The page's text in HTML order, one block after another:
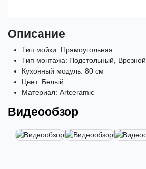
Описание
Тип мойки: Прямоугольная
Тип монтажа: Подстольный, Врезной
Кухонный модуль: 80 см
Цвет: Белый
Материал: Artceramic
Видеообзор